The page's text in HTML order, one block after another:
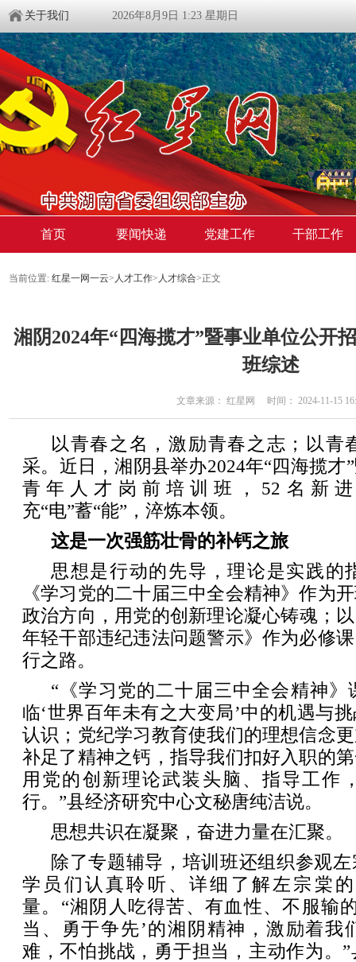
关于我们 2026年8月9日 1:23 星期日
首页 要闻快递 党建工作 干部工作
当前位置: 红星一网一云> 人才工作> 人才综合>正文
湘阴2024年“四海揽才”暨事业单位公开
班综述
文章来源： 红星网 时间： 2024-11-15
以青春之名，激励青春之志；以青
采。近日，湘阴县举办2024年“四海揽才
青年人才岗前培训班，52名新
充“电”蓄“能”，淬炼本领。
这是一次强筋壮骨的补钙之旅
思想是行动的先导，理论是实践的
《学习党的二十届三中全会精神》作为
政治方向，用党的创新理论凝心铸魂；
年轻干部违纪违法问题警示》作为必修
行之路。
“《学习党的二十届三中全会精神
临‘世界百年未有之大变局’中的机遇与
认识；党纪学习教育使我们的理想信念
补足了精神之钙，指导我们扣好入职的
用党的创新理论武装头脑、指导工作
行。”县经济研究中心文秘唐纯洁说。
思想共识在凝聚，奋进力量在汇聚。
除了专题辅导，培训班还组织参观
学员们认真聆听、详细了解左宗棠
量。“湘阴人吃得苦、有血性、不服输
当、勇于争先’的湘阴精神，激励着我
难，不怕挑战，勇于担当，主动作为。